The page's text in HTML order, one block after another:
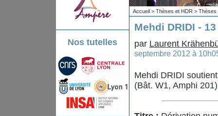
Nos tutelles
Accueil > Thèses et HDR > Thèses
Mehdi DRIDI -
par Laurent
septembre 2012 à
Mehdi DRIDI
(Bât. W1, Amphi